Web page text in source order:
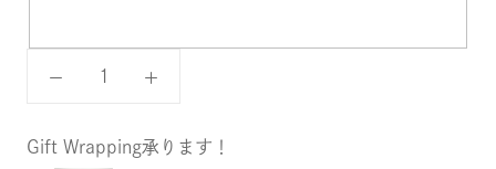
Gift Wrapping承ります！